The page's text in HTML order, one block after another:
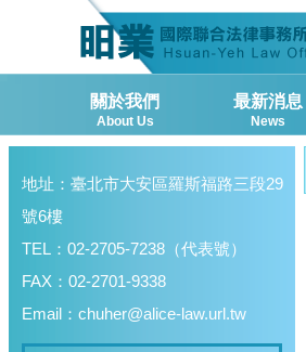
關於我們
About Us
最新消息
News
地址：臺北市大安區羅斯福路三段29
號6樓
TEL：02-2705-7238（代表號）
FAX：02-2701-9338
Email： chuher@alice-law.url.tw